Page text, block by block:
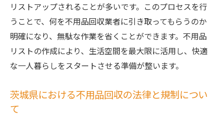
茨城県の不用品回収業者のサービス内容比
較
見積もりを依頼する際の注意点とポイント
不用品回収業者との契約前に確認すべきこ
と
茨城県での不用品回収業者のトラブル事例
リストアップされることが多いです。このプロセスを行
うことで、何を不用品回収業者に引き取ってもらうのか
明確になり、無駄な作業を省くことができます。不用品
リストの作成により、生活空間を最大限に活用し、快適
な一人暮らしをスタートさせる準備が整います。
茨城県における不用品回収の法律と規制につい
て